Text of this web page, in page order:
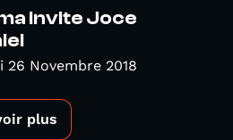
invite Joce
26 Novembre 2018
plus